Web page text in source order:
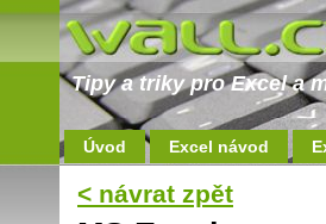
Tipy a triky pro Excel a
Úvod Excel návod
< návrat zpět